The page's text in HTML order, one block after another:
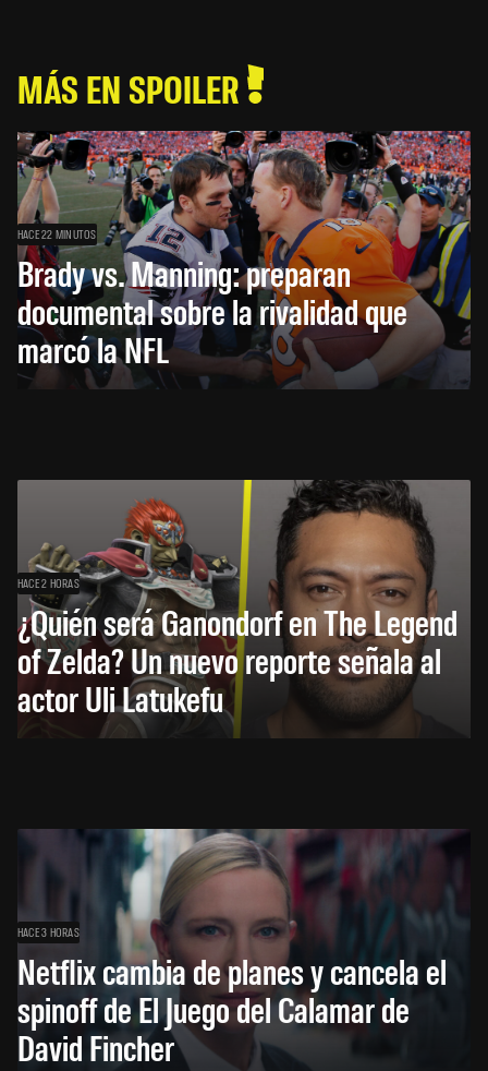
MÁS EN SPOILER
HACE 22 MINUTOS
Brady vs. Manning: preparan
documental sobre la rivalidad que
marcó la NFL
HACE 2 HORAS
¿Quién será Ganondorf en The Legend
of Zelda? Un nuevo reporte señala al
actor Uli Latukefu
HACE 3 HORAS
Netflix cambia de planes y cancela el
spinoff de El Juego del Calamar de
David Fincher